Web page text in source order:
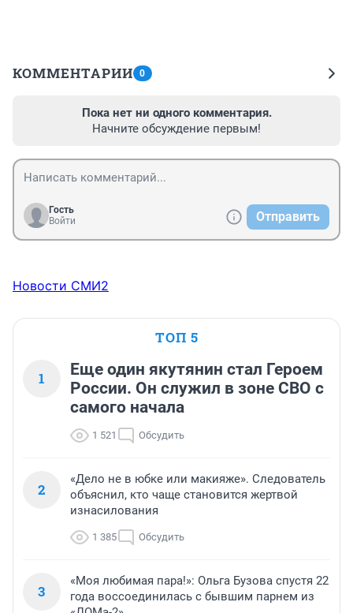
КОММЕНТАРИИ 0
Пока нет ни одного комментария.
Начните обсуждение первым!
Гость
Войти
Отправить
Новости СМИ2
ТОП 5
1
Еще один якутянин стал Героем
России. Он служил в зоне СВО с
самого начала
1 521 Обсудить
2
«Дело не в юбке или макияже». Следователь
объяснил, кто чаще становится жертвой
изнасилования
1 385 Обсудить
3
«Моя любимая пара!»: Ольга Бузова спустя 22
года воссоединилась с бывшим парнем из